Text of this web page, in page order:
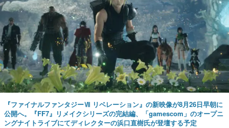
『ファイナルファンタジーⅦ リベレーション』の新映像が8月26日早朝に
公開へ。『FF7』リメイクシリーズの完結編、「gamescom」のオープニ
ングナイトライブにてディレクターの浜口直樹氏が登壇する予定